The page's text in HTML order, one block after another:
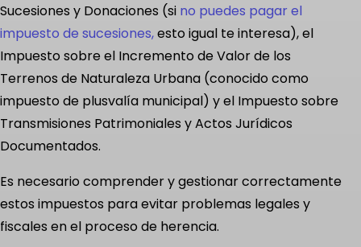
Sucesiones y Donaciones (si no puedes pagar el
impuesto de sucesiones,esto igual te interesa), el
Impuesto sobre el Incremento de Valor de los
Terrenos de Naturaleza Urbana (conocido como
impuesto de plusvalía municipal) y el Impuesto sobre
Transmisiones Patrimoniales y Actos Jurídicos
Documentados.
Es necesario comprender y gestionar correctamente
estos impuestos para evitar problemas legales y
fiscales en el proceso de herencia.